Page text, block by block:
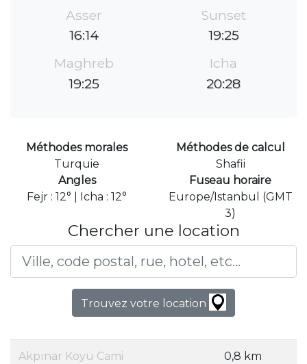
Asser
16:14
Sunset
19:25
Maghreb
19:25
Icha
20:28
Méthodes morales
Turquie
Méthodes de calcul
Shafii
Angles
Fejr : 12° | Icha : 12°
Fuseau horaire
Europe/Istanbul (GMT
3)
Chercher une location
Trouvez votre location
Akpınar Köyü Cami 0,8 km